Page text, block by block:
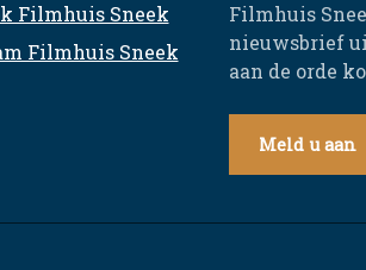
Filmhuis Sneek
Filmhuis Sneek
Filmhuis
nieuwsbrief
aan de orde
Meld u aan